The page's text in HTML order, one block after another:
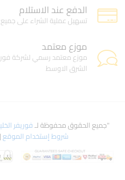
الدفع عند الاستلام
تسهيل عملية الشراء على جميع
موزع معتمد
موزع معتمد رسمي لشركة
الشرق الاوسط
"جميع الحقوق محفوظة لـفوريفر
شروط إستخدام الموقع|